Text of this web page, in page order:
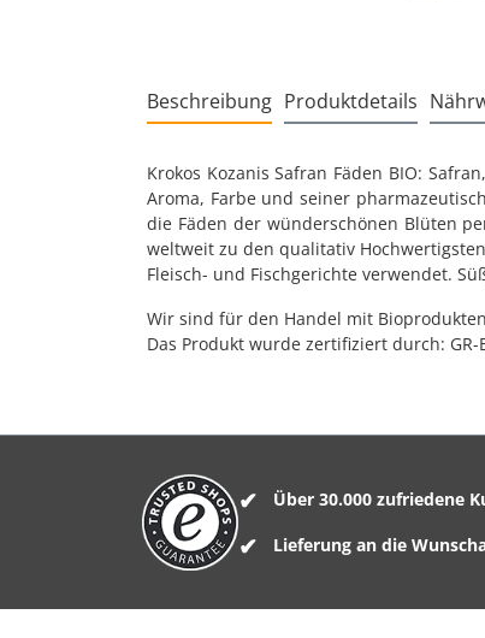
Beschreibung Produktdetails
Krokos Kozanis Safran Fäden BIO:
Aroma, Farbe und seiner
die Fäden der wünderschönen Blüten
weltweit zu den qualitativ
Fleisch- und Fischgerichte verwendet.
Wir sind für den Handel mit
Das Produkt wurde zertifiziert durch: GR-
Über 30.000 zufriedene
Lieferung an die